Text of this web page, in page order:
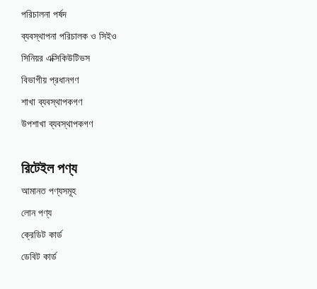
পরিচালনা পর্ষদ
ব্যবস্থাপনা পরিচালক ও সিইও
সিনিয়র এক্সিকিউটিভস
বিভাগীয় প্রধানগণ
শাখা ব্যবস্থাপকগণ
উপশাখা ব্যবস্থাপকগণ
রিটেইল পণ্য
আমানত পণ্যসমূহ
লোন পণ্য
ক্রেডিট কার্ড
ডেবিট কার্ড